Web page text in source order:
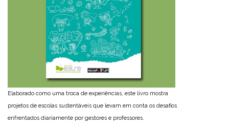
Elaborado como uma troca de experiências, este livro mostra
projetos de escolas sustentáveis que levam em conta os desafios
enfrentados diariamente por gestores e professores.